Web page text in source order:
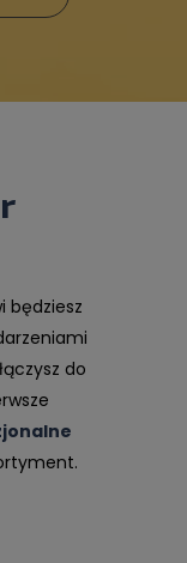
będziesz
do